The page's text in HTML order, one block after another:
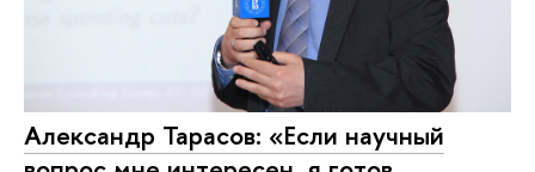
Александр Тарасов: «Если научный